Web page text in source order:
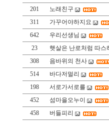
201
노래친구
311
가꾸어야하지요
642
우리선생님
23
햇살은 난로처럼 따스
308
음바위의 천사
514
바다저멀리
198
서로가서로를
452
섬마을오누이
458
버들피리